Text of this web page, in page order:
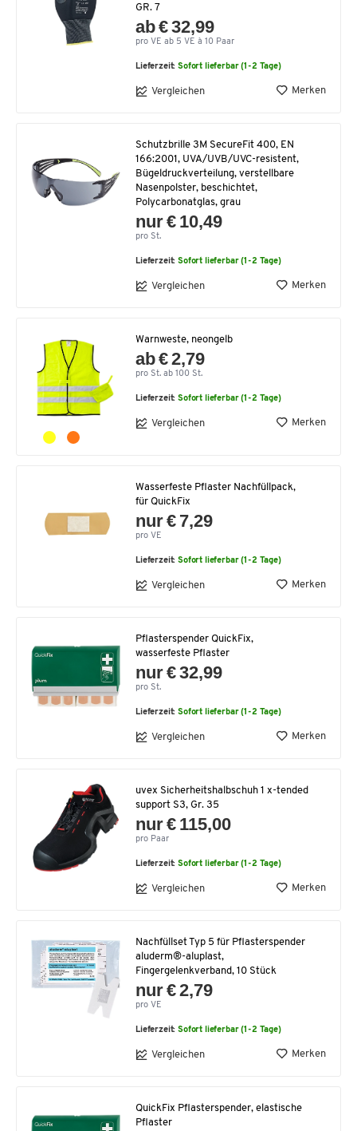
GR. 7
ab € 32,99
pro VE ab 5 VE à 10 Paar
Lieferzeit:Sofort lieferbar (1-2 Tage)
Vergleichen Merken
Schutzbrille 3M SecureFit 400, EN
166:2001, UVA/UVB/UVC-resistent,
Bügeldruckverteilung, verstellbare
Nasenpolster, beschichtet,
Polycarbonatglas, grau
nur € 10,49
pro St.
Lieferzeit:Sofort lieferbar (1-2 Tage)
Vergleichen Merken
Warnweste, neongelb
ab € 2,79
pro St. ab 100 St.
Lieferzeit:Sofort lieferbar (1-2 Tage)
Vergleichen Merken
Wasserfeste Pflaster Nachfüllpack,
für QuickFix
nur € 7,29
pro VE
Lieferzeit:Sofort lieferbar (1-2 Tage)
Vergleichen Merken
Pflasterspender QuickFix,
wasserfeste Pflaster
nur € 32,99
pro St.
Lieferzeit:Sofort lieferbar (1-2 Tage)
Vergleichen Merken
uvex Sicherheitshalbschuh 1 x-tended
support S3, Gr. 35
nur € 115,00
pro Paar
Lieferzeit:Sofort lieferbar (1-2 Tage)
Vergleichen Merken
Nachfüllset Typ 5 für Pflasterspender
aluderm®-aluplast,
Fingergelenkverband, 10 Stück
nur € 2,79
pro VE
Lieferzeit:Sofort lieferbar (1-2 Tage)
Vergleichen Merken
QuickFix Pflasterspender, elastische
Pflaster